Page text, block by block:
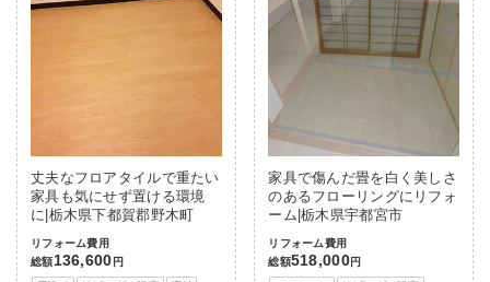
丈夫なフロアタイルで重たい
家具も気にせず置ける環境
に|栃木県下都賀郡野木町
リフォーム費用
総額136,600 円
家具で傷んだ畳を白く美しさ
のあるフローリングにリフォ
ーム|栃木県宇都宮市
リフォーム費用
総額518,000円